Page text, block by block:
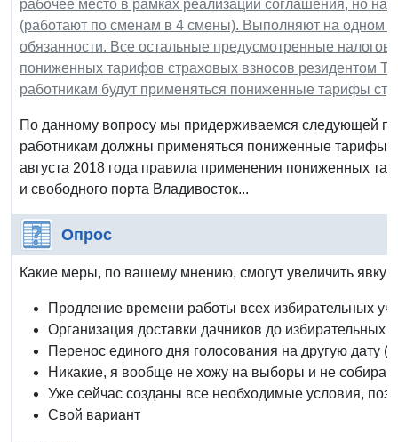
рабочее место в рамках реализации соглашения, но на
(работают по сменам в 4 смены). Выполняют на одном
обязанности. Все остальные предусмотренные
пониженных тарифов страховых взносов резидентом
работникам будут применяться пониженные тарифы
По данному вопросу мы придерживаемся следующей
работникам должны применяться пониженные тарифы
августа 2018 года правила применения пониженных
и свободного порта Владивосток...
Опрос
Какие меры, по вашему мнению, смогут увеличить
Продление времени работы всех избирательных
Организация доставки дачников до избирательных
Перенос единого дня голосования на другую дату
Никакие, я вообще не хожу на выборы и не
Уже сейчас созданы все необходимые условия,
Свой вариант